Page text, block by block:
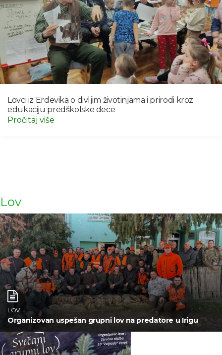
Lovci iz Erdevika o divljim životinjama i prirodi kroz
edukaciju predškolske dece
Pročitaj više
Lov
LOV
Organizovan uspešan grupni lov na predatore u Irigu